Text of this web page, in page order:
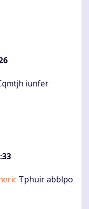
iunfer
Tphuir abblpo